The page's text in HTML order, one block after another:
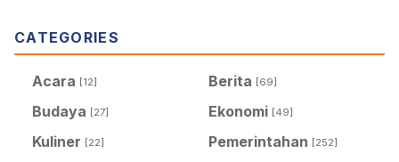
CATEGORIES
Acara [12] Berita [69]
Budaya [27] Ekonomi [49]
Kuliner [22] Pemerintahan [252]